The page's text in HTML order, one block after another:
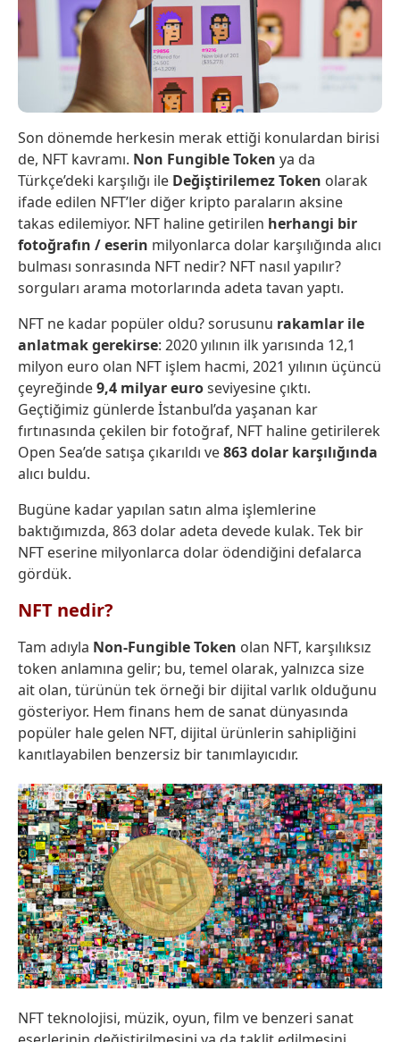
Son dönemde herkesin merak ettiği konulardan birisi
de, NFT kavramı. Non Fungible Token ya da
Türkçe’deki karşılığı ile Değiştirilemez Token olarak
ifade edilen NFT’ler diğer kripto paraların aksine
takas edilemiyor. NFT haline getirilen herhangi bir
fotoğrafın / eserin milyonlarca dolar karşılığında alıcı
bulması sonrasında NFT nedir? NFT nasıl yapılır?
sorguları arama motorlarında adeta tavan yaptı.
NFT ne kadar popüler oldu? sorusunu rakamlar ile
anlatmak gerekirse: 2020 yılının ilk yarısında 12,1
milyon euro olan NFT işlem hacmi, 2021 yılının üçüncü
çeyreğinde9,4 milyar euroseviyesine çıktı.
Geçtiğimiz günlerde İstanbul’da yaşanan kar
fırtınasında çekilen bir fotoğraf, NFT haline getirilerek
Open Sea’de satışa çıkarıldı ve863 dolar karşılığında
alıcı buldu.
Bugüne kadar yapılan satın alma işlemlerine
baktığımızda, 863 dolar adeta devede kulak. Tek bir
NFT eserine milyonlarca dolar ödendiğini defalarca
gördük.
NFT nedir?
Tam adıyla Non-Fungible Token olan NFT, karşılıksız
token anlamına gelir; bu, temel olarak, yalnızca size
ait olan, türünün tek örneği bir dijital varlık olduğunu
gösteriyor. Hem finans hem de sanat dünyasında
popüler hale gelen NFT, dijital ürünlerin sahipliğini
kanıtlayabilen benzersiz bir tanımlayıcıdır.
NFT teknolojisi, müzik, oyun, film ve benzeri sanat